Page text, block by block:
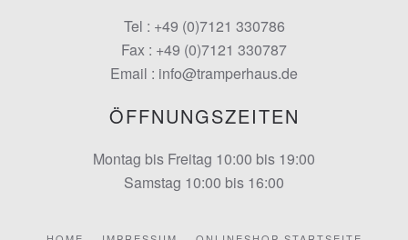
Tel : +49 (0)7121 330786
Fax : +49 (0)7121 330787
Email : info@tramperhaus.de
ÖFFNUNGSZEITEN
Montag bis Freitag 10:00 bis 19:00
Samstag 10:00 bis 16:00